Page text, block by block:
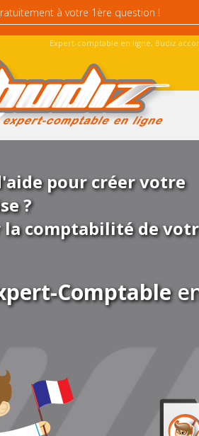
Expert-comptable en ligne, Budiz
pour créer votre
?
comptabilité de
Comptable